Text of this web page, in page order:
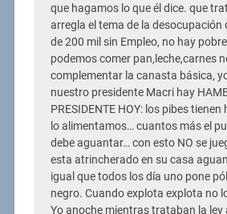
que hagamos lo que él dice. que
arregla el tema de la desocupación
de 200 mil sin Empleo, no hay
podemos comer pan,leche,carnes
complementar la canasta básica,
nuestro presidente Macri hay
PRESIDENTE HOY: los pibes
lo alimentamos… cuantos más el
debe aguantar… con esto NO se
esta atrincherado en su casa
igual que todos los día uno pone
negro. Cuando explota explota no
Yo anoche mientras trataban la ley